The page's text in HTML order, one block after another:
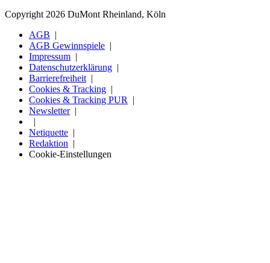
Copyright 2026 DuMont Rheinland, Köln
AGB
AGB Gewinnspiele
Impressum
Datenschutzerklärung
Barrierefreiheit
Cookies & Tracking
Cookies & Tracking PUR
Newsletter
Netiquette
Redaktion
Cookie-Einstellungen